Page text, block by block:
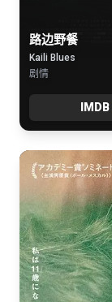
路边野餐
Kaili Blues
剧情
IMDB